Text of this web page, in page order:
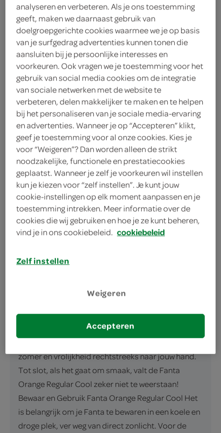
Let op: aanbiedingen zijn niet zichtbaar bij de
producten, maar worden wél automatisch
verwerkt in de winkelmand.
handzame fles met frisse sinaasappelsmaak voor
onderweg of bij een snackmoment
Frisse sinaasappelsmaak
Perfect voor jouw borrelmoment
500ml dorstlesser onderweg
omschrijving
Een Fris Oranje Avontuur Van Fanta Welkom in de
van 500 milliliter vol sappige sinaasappelsmaak.
Als A-merk frisdrank zorgt Fanta voor de perfecte
dorstlesser tijdens jouw borrelmoment. IJskoud
geserveerd, brengt deze frisdrank de essentie van
zomer en vrolijkheid rechtstreeks naar jouw hand.
Tot slot, als het gaat om smaak, valt de Fanta
Orange Regular Cool zeker niet te weerstaan!
Bewaar en Gebruik Fanta Orange Regular Cool Het
is belangrijk om je Fanta te bewaren in een koele en
droge plek, ver weg van direct zonlicht. Voor de
analyseren en verbeteren. Als je ons toestemming
geeft, maken we daarnaast gebruik van
doelgroepgerichte cookies waarmee we je op basis
van je surfgedrag advertenties kunnen tonen die
aansluiten bij je persoonlijke interesses en
voorkeuren. Ook vragen we je toestemming voor het
gebruik van social media cookies om de integratie
van sociale netwerken met de website te
verbeteren, delen makkelijker te maken en te helpen
bij het personaliseren van je sociale media-ervaring
en advertenties. Wanneer je op “Accepteren” klikt,
geef je toestemming voor al onze cookies. Kies je
voor “Weigeren”? Dan worden alleen de strikt
noodzakelijke, functionele en prestatiecookies
geplaatst. Wanneer je zelf je voorkeuren wil instellen
kun je kiezen voor “zelf instellen”. Je kunt jouw
cookie-instellingen op elk moment aanpassen en je
toestemming intrekken. Meer informatie over de
cookies die wij gebruiken en hoe je ze kunt beheren,
vind je in ons cookiebeleid. cookiebeleid
Zelf instellen
Weigeren
Accepteren